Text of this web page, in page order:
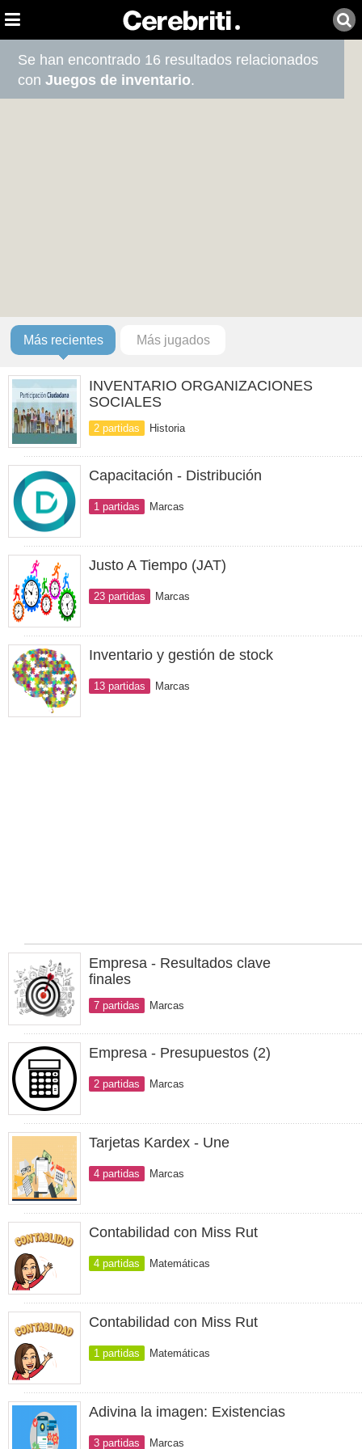
Se han encontrado 16 resultados relacionados
conJuegos de inventario.
Más recientes Más jugados
INVENTARIO ORGANIZACIONES
SOCIALES
2 partidas Historia
Capacitación - Distribución
1 partidas Marcas
Justo A Tiempo (JAT)
23 partidas Marcas
Inventario y gestión de stock
13 partidas Marcas
Empresa - Resultados clave
finales
7 partidas Marcas
Empresa - Presupuestos (2)
2 partidas Marcas
Tarjetas Kardex - Une
4 partidas Marcas
Contabilidad con Miss Rut
4 partidas Matemáticas
Contabilidad con Miss Rut
1 partidas Matemáticas
Adivina la imagen: Existencias
3 partidas Marcas